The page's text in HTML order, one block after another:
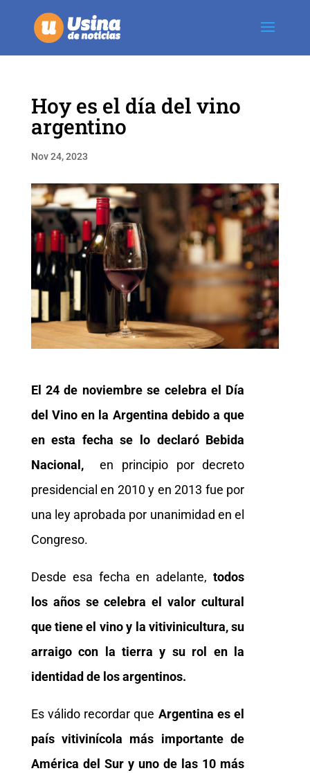
Hoy es el día del vino
argentino
Nov 24, 2023
El 24 de noviembre se celebra el Día
del Vino en la Argentina debido a que
en esta fecha se lo declaró Bebida
Nacional,en principio por decreto
presidencial en 2010 y en 2013 fue por
una ley aprobada por unanimidad en el
Congreso.
Desde esa fecha en adelante,todos
los años se celebra el valor cultural
que tiene el vino y la vitivinicultura, su
arraigo con la tierra y su rol en la
identidad de los argentinos.
Es válido recordar que Argentina es el
país vitivinícola más importante de
América del Sur y uno de las 10 más